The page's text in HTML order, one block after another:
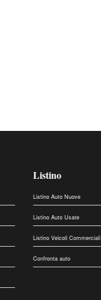
Listino
Listino Auto Nuove
Listino Auto Usate
Listino Veicoli Commerciali
Confronta auto